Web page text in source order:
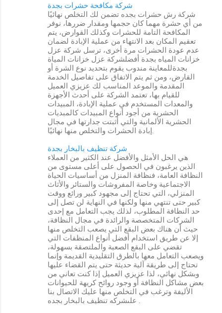
شركة مكافحة حشرات بجدة
شركة رش حشرات بجده تضمن لك التخلص نهائيًا
من أي حشرة مهما كان حجمها ومقدار ضررها، نوفر
المكافحة التامة للحشرات وكذلك القوارض، يتم
تعقيم المكان بعد الانتهاء من عملية الإبادة لضمان
عدم عودة الحشرات مرة أخرى، ترسل شركة عزل
خزانات المياه بجدة أفضلشركة عزل خزانات المياة
بجدةللمعاينة مندوب يقوم بتحديد نوع الشرة أو
القارض، ومن ثم يتم الاتفاق على تفاصيل الخدمة
المقدمة والموعد المناسب لك عزيزي العميل
للقيام بها، تعتمد الشركة على أحدث الأجهزة
والمعدات المستخدم في عملية الإبادة، المبيدات
الحشرية من أجود أنواع المبيدات كالمبديات
الحشرية الألمانية والتي أثبتت جدارتها في مجال
شركة تنظيف بالبخار بجدة
هي الحل الأمثل والأفضل عند الكثير من العملاء
الذين يرغبون في الحصول على أعلى مستوى من
النظافة العامة، فنظافة المنزل من أساسيات الحياة
الاجتماعية وخاصة المفروشات والستائر والأثاث
المنزلي، التي تحتاج إلى مجهود كبير ورائع ووقت
كبير حتى تنتهي منها ولكنها في النهاية لن تصل إلى
حد النظافة المطلوب، لذلك يجب التعامل مع إحدى
الشركات المتخصصة والرائدة في مجال النظافة،
حيث أن هناك بعض البقع التي يصعب التخلص منها
إلا عن طريق استخدام أفضل أنواع المنظفات التي
تقضي على البقع الصعبة والملتصقة بسهولة،
ويصعب التعامل معها بالطرق التقليدية القديمة وإنما
تحتاج إلى طريقة آلية حديثة حتى يتم القضاء عليها
وبشكل نهائي، لذا عزيزي العميل إذا كنت تعاني من
بعض مشاكل النظافة أو وجود روائح كريهة للحيوانات
الأليفة وترغب في التخلص منها عليك الاتصال بنا